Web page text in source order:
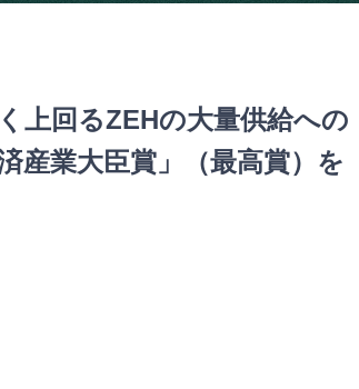
上回るZEHの大量供給への
産業大臣賞」（最高賞）を